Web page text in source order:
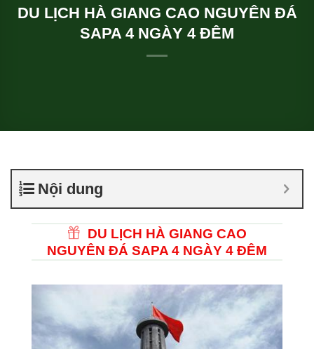
DU LỊCH HÀ GIANG CAO NGUYÊN ĐÁ
SAPA 4 NGÀY 4 ĐÊM
Nội dung
DU LỊCH HÀ GIANG CAO
NGUYÊN ĐÁ SAPA 4 NGÀY 4 ĐÊM